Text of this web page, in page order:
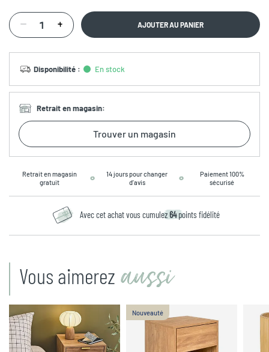
AJOUTER AU PANIER
Disponibilité : En stock
Retrait en magasin:
Trouver un magasin
Retrait en magasin
gratuit
14 jours pour changer
d’avis
Paiement 100%
sécurisé
Avec cet achat vous cumulez64 points fidélité
Vous aimerez aussi
Nouveauté